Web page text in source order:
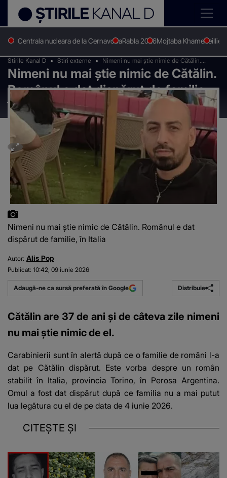
Centrala nucleara de la CernavodaRabla 2026Mojtaba KhameneiIlie
Stirile Kanal D Stiri externe
Nimeni nu mai știe nimic de Cătălin.
Românul e dat dispărut de familie, în Italia
Nimeni nu mai știe nimic de Cătălin.
Românul e dat dispărut de familie,
în Italia
Nimeni nu mai știe nimic de Cătălin. Românul e dat
dispărut de familie, în Italia
Autor: Alis Pop
Publicat: 10:42, 09 iunie 2026
Adaugă-ne ca sursă preferată în Google Distribuie
Cătălin are 37 de ani și de câteva zile nimeni
nu mai știe nimic de el.
Carabinierii sunt în alertă după ce o familie de români l-a
dat pe Cătălin dispărut. Este vorba despre un român
stabilit în Italia, provincia Torino, în Perosa Argentina.
Omul a fost dat dispărut după ce familia nu a mai putut
lua legătura cu el de pe data de 4 iunie 2026.
CITEȘTE ȘI